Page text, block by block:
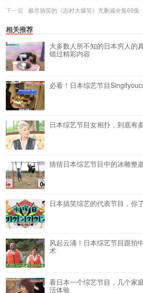
下一篇
极尽搞笑的《志村大爆笑》无删减全集69集
相关推荐
大多数人所不知的日本穷人的
错过精彩内容
必看！日本综艺节目
日本综艺节目女相扑，到底有
猜猜日本综艺节目中的冰雕整
日本搞笑综艺的代表节目，你
风起云涌！日本综艺节目跟拍
术
看日本一个综艺节目，几个家
活体验